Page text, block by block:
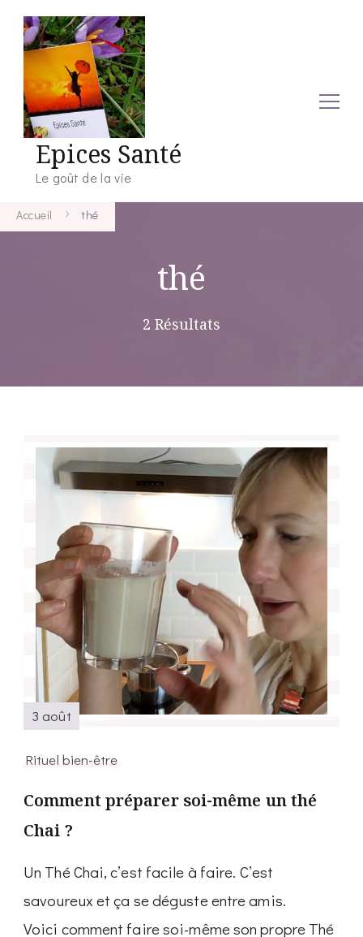
Epices Santé
Le goût de la vie
Accueil thé
thé
2 Résultats
3 août
Rituel bien-être
Comment préparer soi-même un thé
Chai ?
Un Thé Chai, c’est facile à faire. C’est
savoureux et ça se déguste entre amis.
Voici comment faire soi-même son propre Thé